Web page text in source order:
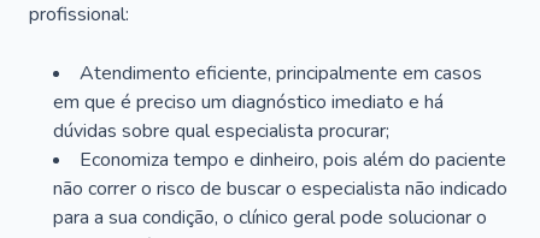
profissional:
Atendimento eficiente, principalmente em casos
em que é preciso um diagnóstico imediato e há
dúvidas sobre qual especialista procurar;
Economiza tempo e dinheiro, pois além do paciente
não correr o risco de buscar o especialista não indicado
para a sua condição, o clínico geral pode solucionar o